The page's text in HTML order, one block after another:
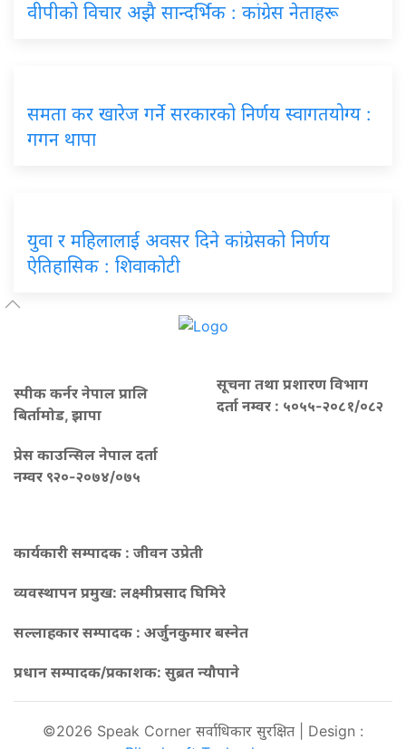
वीपीको विचार अझै सान्दर्भिक : कांग्रेस नेताहरू
समता कर खारेज गर्ने सरकारको निर्णय स्वागतयोग्य :
गगन थापा
युवा र महिलालाई अवसर दिने कांग्रेसको निर्णय
ऐतिहासिक : शिवाकोटी
स्पीक कर्नर नेपाल प्रालि
बिर्तामोड, झापा
प्रेस काउन्सिल नेपाल दर्ता
नम्वर ९२०-२०७४/०७५
सूचना तथा प्रशारण विभाग
दर्ता नम्वर : ५०५५-२०८१/०८२
कार्यकारी सम्पादक : जीवन उप्रेती
व्यवस्थापन प्रमुख: लक्ष्मीप्रसाद घिमिरे
सल्लाहकार सम्पादक : अर्जुनकुमार बस्नेत
प्रधान सम्पादक/प्रकाशक: सुब्रत न्यौपाने
©2026 Speak Corner सर्वाधिकार सुरक्षित | Design :